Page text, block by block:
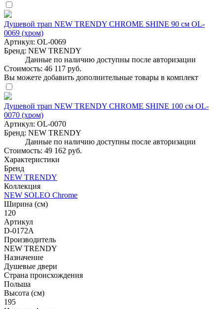
Душевой трап NEW TRENDY CHROME SHINE 90 см OL-
0069 (хром)
Артикул: OL-0069
Бренд: NEW TRENDY
Данные по наличию доступны после авторизации
Стоимость: 46 117 руб.
Вы можете добавить дополнительные товары в комплект
Душевой трап NEW TRENDY CHROME SHINE 100 см OL-
0070 (хром)
Артикул: OL-0070
Бренд: NEW TRENDY
Данные по наличию доступны после авторизации
Стоимость: 49 162 руб.
Характеристики
Бренд
NEW TRENDY
Коллекция
NEW SOLEO Chrome
Ширина (см)
120
Артикул
D-0172A
Производитель
NEW TRENDY
Назначение
Душевые двери
Страна происхождения
Польша
Высота (см)
195